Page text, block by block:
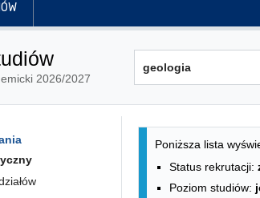
2026/2027
kierunków studiów
Lista
Poniższa lista
Status rekrutacji:
Poziom studiów: